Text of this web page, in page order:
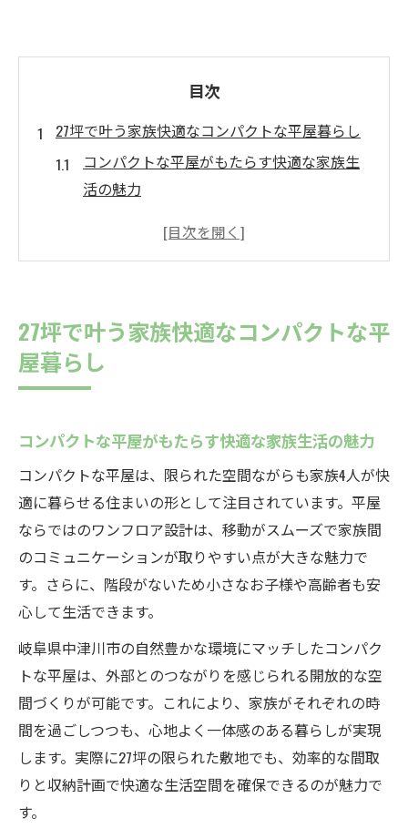
目次
27坪で叶う家族快適なコンパクトな平屋暮らし
コンパクトな平屋がもたらす快適な家族生
活の魅力
27坪ならではの空間活用アイデアとその工
機能的な間取りで広がる平屋の暮らしやす
さ
コンパクトな平屋で叶える理想的な住まい
中津川市で実現する3LDK平屋の新しい間取り提
案
コンパクトな平屋で工夫する3LDKの最適配
置例
中津川市の気候に合う平屋間取りの特徴と
は
無駄を省いたコンパクトな平屋の間取り工
夫集
27坪でも叶う快適3LDK平屋の実践的な提案
コンパクトな平屋設計の工夫が生む広々空間
開放感を生み出すコンパクトな平屋の設計
27坪で叶う家族快適なコンパクトな平
屋暮らし
コンパクトな平屋がもたらす快適な家族生活の魅力
コンパクトな平屋は、限られた空間ながらも家族4人が快
適に暮らせる住まいの形として注目されています。平屋
ならではのワンフロア設計は、移動がスムーズで家族間
のコミュニケーションが取りやすい点が大きな魅力で
す。さらに、階段がないため小さなお子様や高齢者も安
心して生活できます。
岐阜県中津川市の自然豊かな環境にマッチしたコンパク
トな平屋は、外部とのつながりを感じられる開放的な空
間づくりが可能です。これにより、家族がそれぞれの時
間を過ごしつつも、心地よく一体感のある暮らしが実現
します。実際に27坪の限られた敷地でも、効率的な間取
りと収納計画で快適な生活空間を確保できるのが魅力で
す。